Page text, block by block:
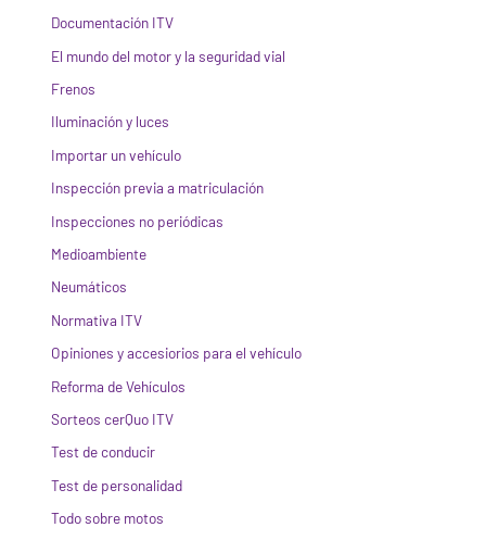
Documentación ITV
El mundo del motor y la seguridad vial
Frenos
Iluminación y luces
Importar un vehículo
Inspección previa a matriculación
Inspecciones no periódicas
Medioambiente
Neumáticos
Normativa ITV
Opiniones y accesiorios para el vehículo
Reforma de Vehículos
Sorteos cerQuo ITV
Test de conducir
Test de personalidad
Todo sobre motos